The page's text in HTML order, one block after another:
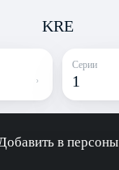
KRE
Серии
1
в персоны